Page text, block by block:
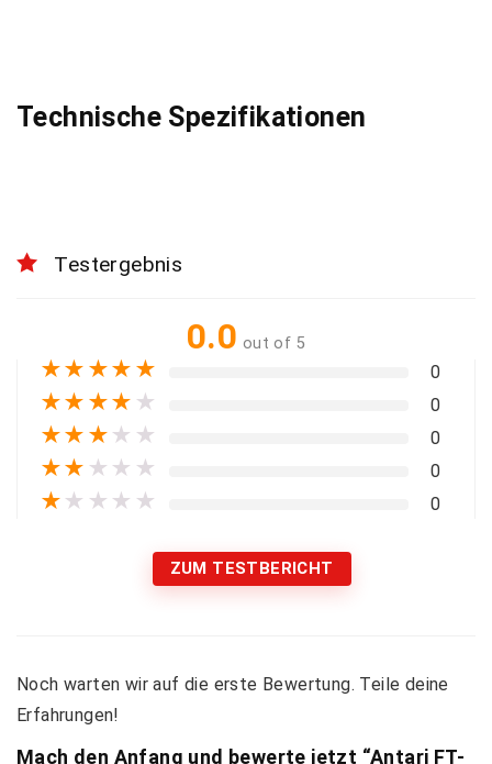
Technische Spezifikationen
Testergebnis
0.0 out of 5
★★ ★★ ★ 0
★★ ★★ ★ 0
★★ ★ ★ ★ 0
★★ ★ ★ ★ 0
★ ★ ★ ★ ★ 0
ZUM TESTBERICHT
Noch warten wir auf die erste Bewertung. Teile deine
Erfahrungen!
Mach den Anfang und bewerte jetzt “Antari FT-